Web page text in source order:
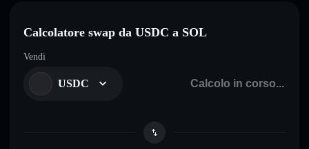
Calcolatore swap da USDC a SOL
Vendi
USDC